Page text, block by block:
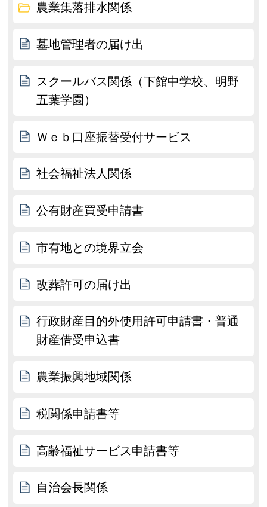
農業集落排水関係
墓地管理者の届け出
スクールバス関係（下館中学校、明野
五葉学園）
Ｗｅｂ口座振替受付サービス
社会福祉法人関係
公有財産買受申請書
市有地との境界立会
改葬許可の届け出
行政財産目的外使用許可申請書・普通
財産借受申込書
農業振興地域関係
税関係申請書等
高齢福祉サービス申請書等
自治会長関係